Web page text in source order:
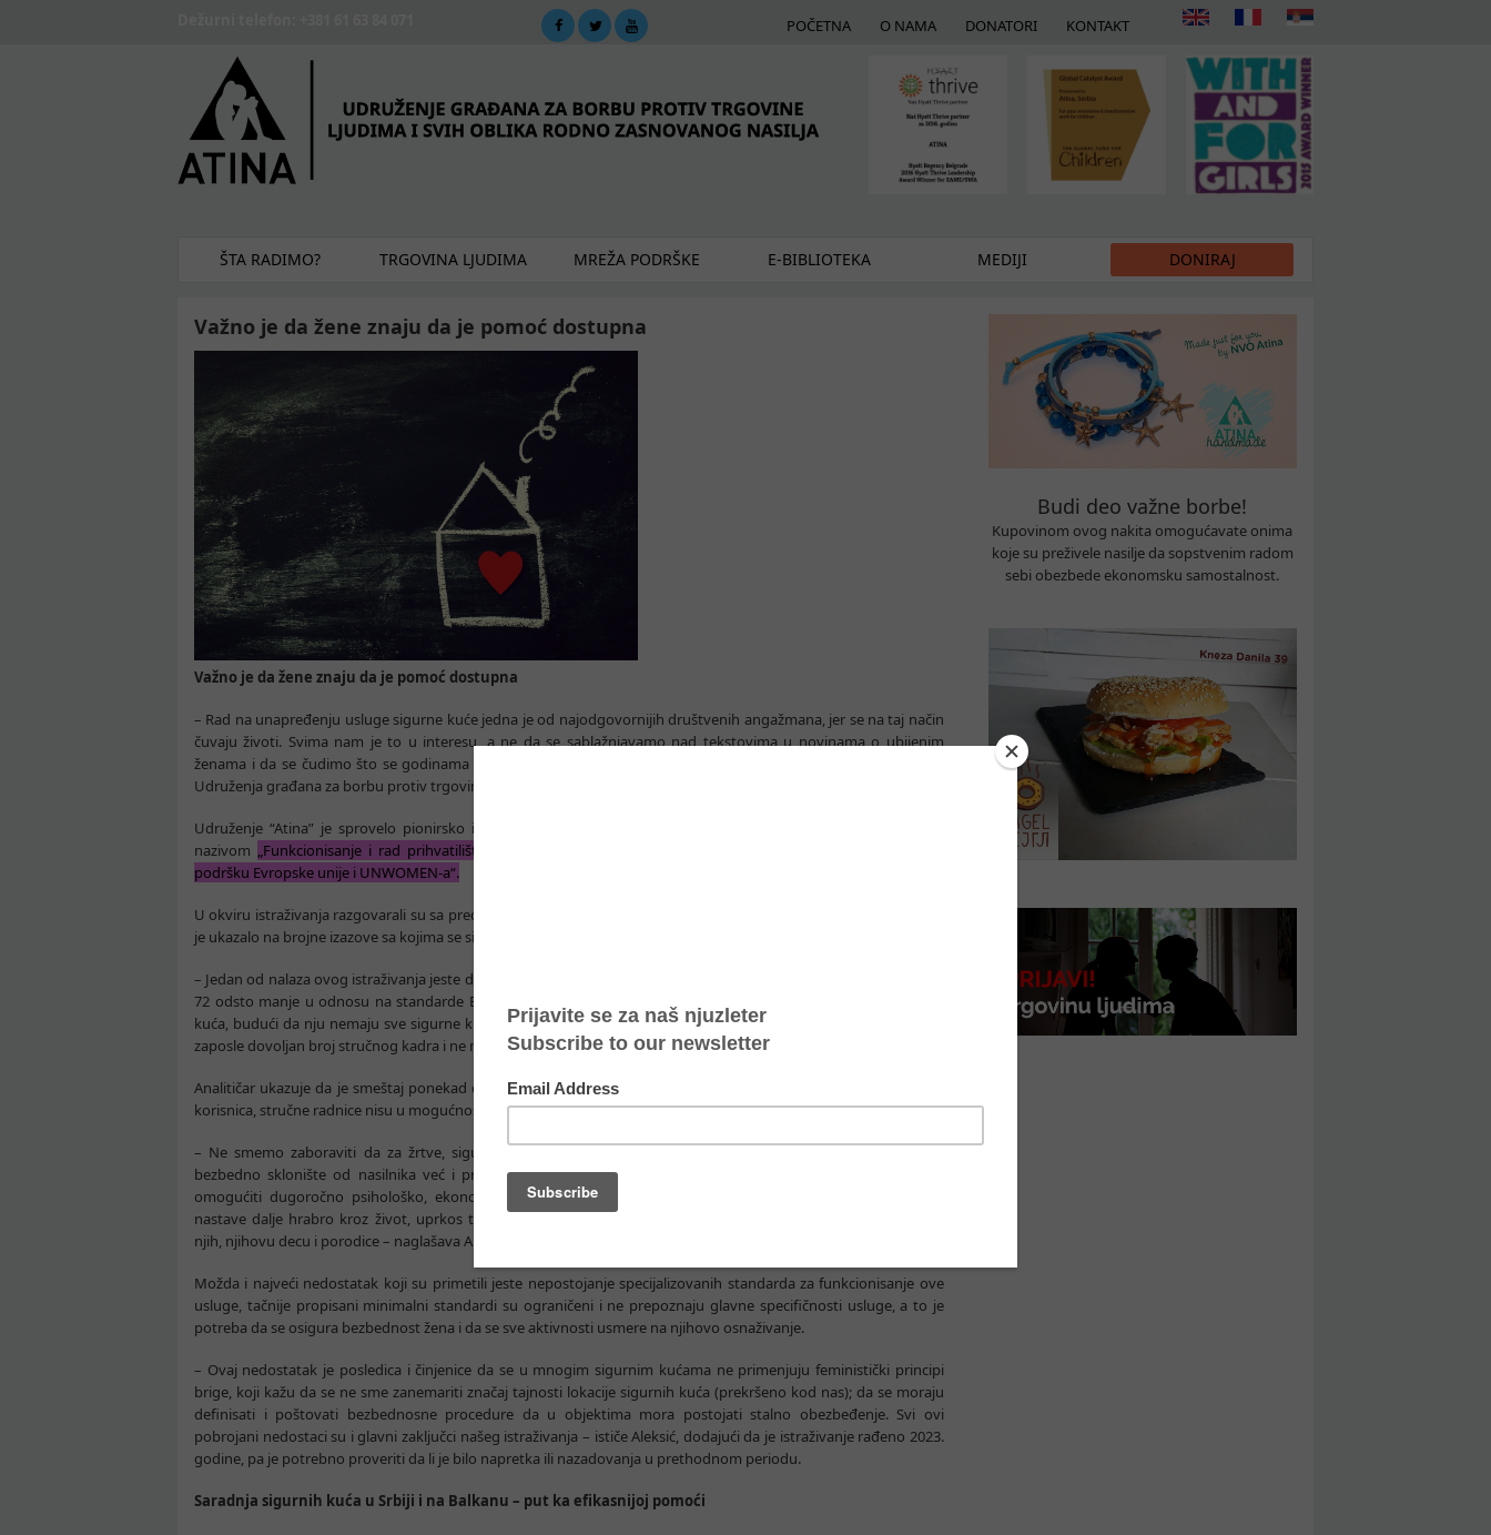
POČETNA O NAMA DONATORI KONTAKT
ŠTA RADIMO? TRGOVINA LJUDIMA MREŽA PODRŠKE E-BIBLIOTEKA MEDIJI DONIRAJ
Važno je da žene znaju da je pomoć dostupna
Važno je da žene znaju da je pomoć dostupna
– Rad na unapređenju usluge sigurne kuće jedna je od najodgovornijih društvenih angažmana, jer se na taj način
čuvaju životi. Svima nam je to u interesu, a ne da se sablažnjavamo nad tekstovima u novinama o ubijenim
ženama i da se čudimo što se godinama stopa femicida ne smanjuje – kaže za danas Milan Aleksić analitičar iz
Udruženja građana za borbu protiv trgovine ljudima i svih oblika rodno zasnovanog nasilja „Atina“.
Udruženje “Atina” je sprovelo pionirsko istraživanje o sigurnim kućama za žene žrtve nasilja u porodici, pod
nazivom „Funkcionisanje i rad prihvatilišta za žene žrtve nasilja u Srbiji – Analiza zatečenog stanja ‘Atina’, uz
podršku Evropske unije i UNWOMEN-a“.
U okviru istraživanja razgovarali su sa predstavnicima 13 sigurnih kuća i jednog prihvatilišta u Srbiji, a istraživanje
je ukazalo na brojne izazove sa kojima se sigurne kuće suočavaju.
– Jedan od nalaza ovog istraživanja jeste da u Srbiji postoji 190 mesta za žrtve rodno zasnovanog nasilja, a to je za
72 odsto manje u odnosu na standarde EU u ovoj oblasti. Još jedan izazov predstavlja i licenca za rad sigurnih
kuća, budući da nju nemaju sve sigurne kuće, a to zbog brojnih problema sa kojima se suočavaju – ne mogu da
zaposle dovoljan broj stručnog kadra i ne mogu da ispune strukturalne standarde – pojašnjava Aleksić.
Analitičar ukazuje da je smeštaj ponekad dostupan u kraćem vremenskom periodu od potrebnog, a zbog broja
korisnica, stručne radnice nisu u mogućnosti da im se uvek posvete u dovoljnoj meri.
– Ne smemo zaboraviti da za žrtve, sigurna kuća ne treba da bude samo način da im se obezbedi hitno i
bezbedno sklonište od nasilnika već i prilika da dobiju empatičnu i prilagođenu podršku i negu koja će im
omogućiti dugoročno psihološko, ekonomsko, obrazovno osnaživanje i oporavak, a onda i mogućnost da
nastave dalje hrabro kroz život, uprkos teškom proživljenom iskustvu, koje ostavlja dalekosežne posledice po
njih, njihovu decu i porodice – naglašava Aleksić.
Možda i najveći nedostatak koji su primetili jeste nepostojanje specijalizovanih standarda za funkcionisanje ove
usluge, tačnije propisani minimalni standardi su ograničeni i ne prepoznaju glavne specifičnosti usluge, a to je
potreba da se osigura bezbednost žena i da se sve aktivnosti usmere na njihovo osnaživanje.
– Ovaj nedostatak je posledica i činjenice da se u mnogim sigurnim kućama ne primenjuju feministički principi
brige, koji kažu da se ne sme zanemariti značaj tajnosti lokacije sigurnih kuća (prekršeno kod nas); da se moraju
definisati i poštovati bezbednosne procedure da u objektima mora postojati stalno obezbeđenje. Svi ovi
pobrojani nedostaci su i glavni zaključci našeg istraživanja – ističe Aleksić, dodajući da je istraživanje rađeno 2023.
godine, pa je potrebno proveriti da li je bilo napretka ili nazadovanja u prethodnom periodu.
Saradnja sigurnih kuća u Srbiji i na Balkanu – put ka efikasnijoj pomoći
Budi deo važne borbe!
Kupovinom ovog nakita omogućavate onima
koje su preživele nasilje da sopstvenim radom
sebi obezbede ekonomsku samostalnost.